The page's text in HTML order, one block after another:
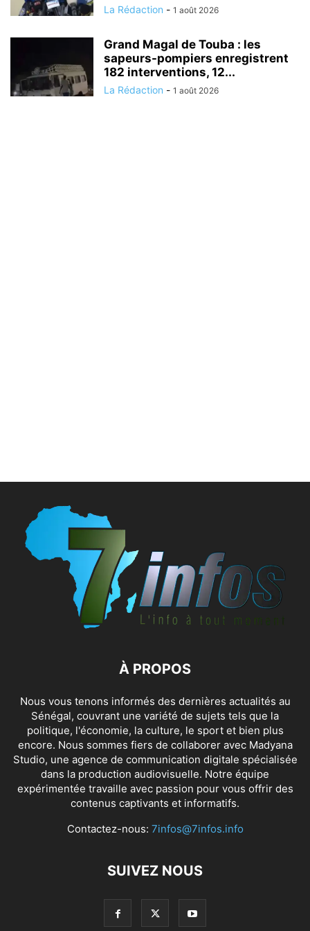
La Rédaction - 1 août 2026
Grand Magal de Touba : les
sapeurs-pompiers enregistrent
182 interventions, 12...
La Rédaction - 1 août 2026
À PROPOS
Nous vous tenons informés des dernières actualités au
Sénégal, couvrant une variété de sujets tels que la
politique, l'économie, la culture, le sport et bien plus
encore. Nous sommes fiers de collaborer avec Madyana
Studio, une agence de communication digitale spécialisée
dans la production audiovisuelle. Notre équipe
expérimentée travaille avec passion pour vous offrir des
contenus captivants et informatifs.
Contactez-nous: 7infos@7infos.info
SUIVEZ NOUS